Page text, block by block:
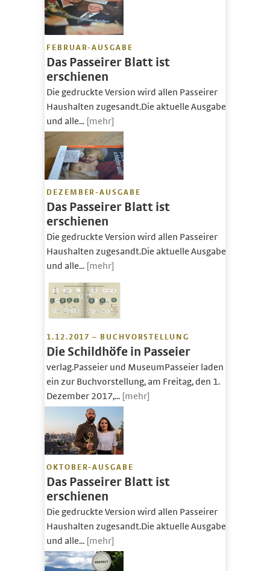
FEBRUAR-AUSGABE
Das Passeirer Blatt ist
erschienen
Die gedruckte Version wird allen Passeirer
Haushalten zugesandt.Die aktuelle Ausgabe
und alle... [mehr]
DEZEMBER-AUSGABE
Das Passeirer Blatt ist
erschienen
Die gedruckte Version wird allen Passeirer
Haushalten zugesandt.Die aktuelle Ausgabe
und alle... [mehr]
1.12.2017 – BUCHVORSTELLUNG
Die Schildhöfe in Passeier
verlag.Passeier und MuseumPasseier laden
ein zur Buchvorstellung, am Freitag, den 1.
Dezember 2017,... [mehr]
OKTOBER-AUSGABE
Das Passeirer Blatt ist
erschienen
Die gedruckte Version wird allen Passeirer
Haushalten zugesandt.Die aktuelle Ausgabe
und alle... [mehr]